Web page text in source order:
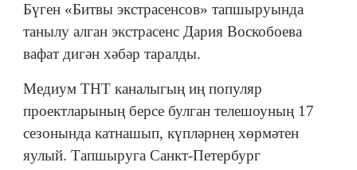
Бүген «Битвы экстрасенсов» тапшыруында
танылу алган экстрасенс Дария Воскобоева
вафат дигән хәбәр таралды.
Медиум ТНТ каналыгың иң популяр
проектларының берсе булган телешоуның 17
сезонында катнашып, күпләрнең хөрмәтен
яулый. Тапшыруга Санкт-Петербург